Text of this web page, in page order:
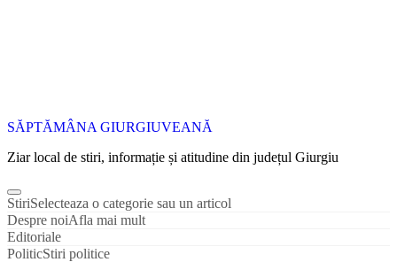
SĂPTĂMÂNA GIURGIUVEANĂ
Ziar local de stiri, informație și atitudine din județul Giurgiu
StiriSelecteaza o categorie sau un articol
Despre noiAfla mai mult
Editoriale
PoliticStiri politice